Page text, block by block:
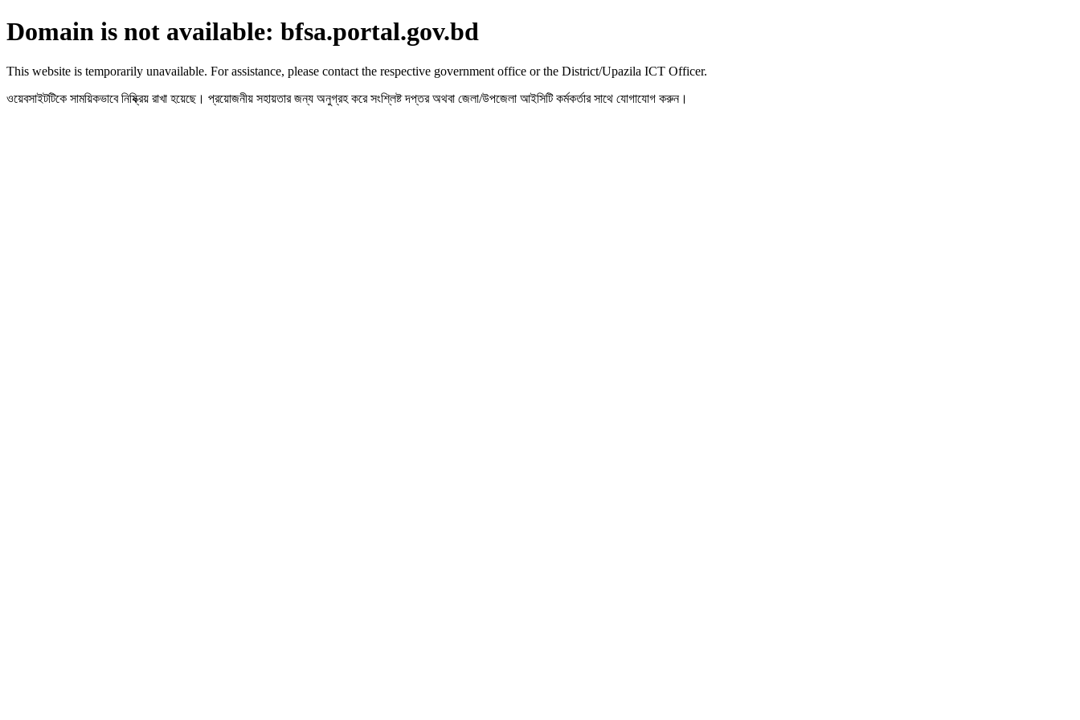
Domain is not available: bfsa.portal.gov.bd
This website is temporarily unavailable. For assistance, please contact the respective government office or the District/Upazila ICT Officer.
ওয়েবসাইটটিকে সাময়িকভাবে নিষ্ক্রিয় রাখা হয়েছে। প্রয়োজনীয় সহায়তার জন্য অনুগ্রহ করে সংশ্লিষ্ট দপ্তর অথবা জেলা/উপজেলা আইসিটি কর্মকর্তার সাথে যোগাযোগ করুন।